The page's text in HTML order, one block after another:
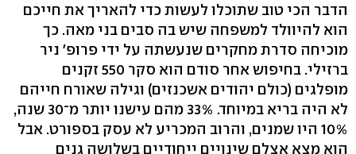
הדבר הכי טוב שתוכלו לעשות כדי להאריך את חייכם
הוא להיוולד למשפחה שיש בה סבים בני מאה. כך
מוכיחה סדרת מחקרים שנעשתה על ידי פרופ' ניר
ברזילי. בחיפוש אחר סודם הוא סקר 550 זקנים
מופלגים (כולם יהודים אשכנזים) וגילה שאורח חייהם
לא היה בריא במיוחד. 33% מהם עישנו יותר מ־30 שנה,
10% היו שמנים, והרוב המכריע לא עסק בספורט. אבל
הוא מצא אצלם שינויים ייחודיים בשלושה גנים